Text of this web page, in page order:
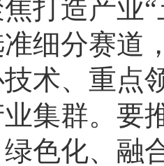
打造产业
细分赛道
术、重点
集群。要
色化、融